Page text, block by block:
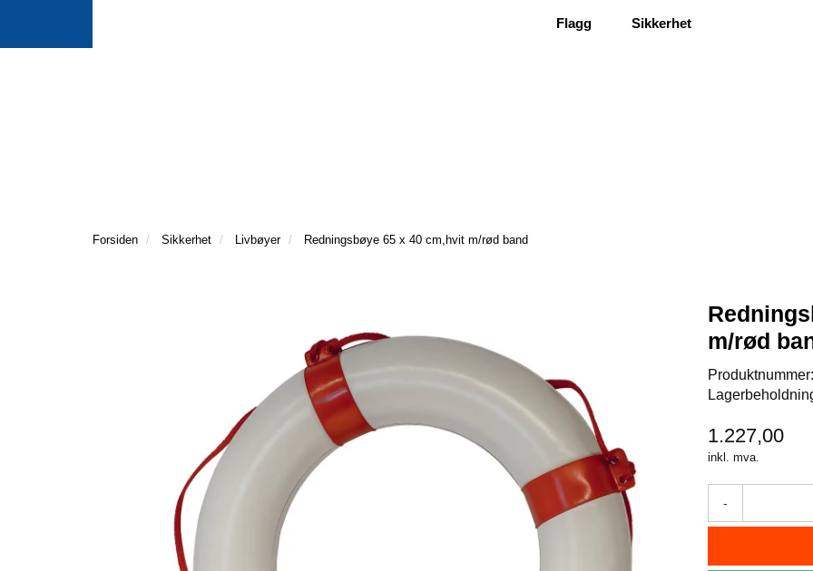
Flagg Sikkerhet
Forsiden Sikkerhet Livbøyer Redningsbøye 65 x 40 cm,hvit m/rød band
m/rød
Produktnummer:
1.227,00
inkl. mva.
-